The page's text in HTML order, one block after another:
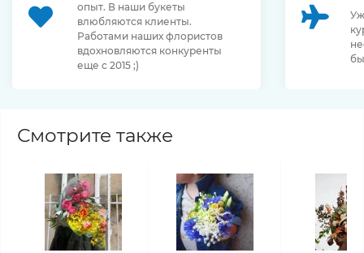
опыт. В наши букеты
влюбляются клиенты.
Работами наших флористов
вдохновляются конкуренты
еще с 2015 ;)
Смотрите также